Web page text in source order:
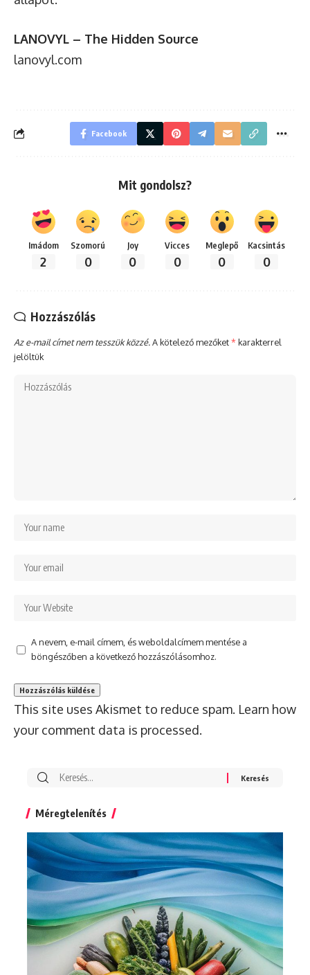
LANOVYL – The Hidden Source
lanovyl.com
Facebook
Mit gondolsz?
Imádom
2
Szomorú
0
Joy
0
Vicces
0
Meglepő
0
Kacsintás
0
Hozzászólás
Az e-mail címet nem tesszük közzé.A kötelező mezőket* karakterrel
jelöltük
A nevem, e-mail címem, és weboldalcímem mentése a
böngészőben a következő hozzászólásomhoz.
This site uses Akismet to reduce spam. Learn how
your comment data is processed.
Search
Méregtelenítés